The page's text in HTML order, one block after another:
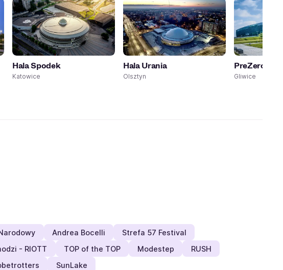
Hala Spodek
Katowice
Hala Urania
Olsztyn
PreZero
Gliwice
Andrea Bocelli
Strefa 57 Festival
- RIOTT TOP of the TOP Modestep
RUSH
SunLake